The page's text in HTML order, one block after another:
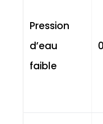
Pression
d’eau
faible